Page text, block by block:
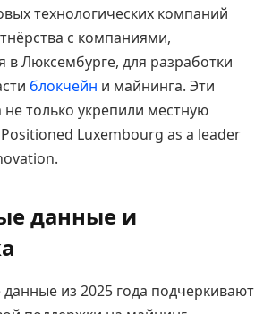
технологических компаний
с компаниями,
Люксембурге, для разработки
блокчейн и майнинга. Эти
не только укрепили местную
Luxembourg as a leader
данные и
данные из 2025 года подчеркивают